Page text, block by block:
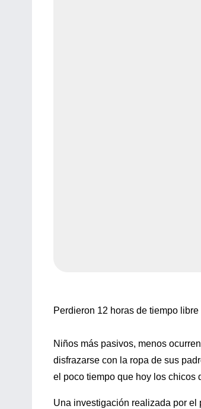
Perdieron 12 horas de tiempo
Niños más pasivos, menos
disfrazarse con la ropa de sus
el poco tiempo que hoy los chicos
Una investigación realizada por